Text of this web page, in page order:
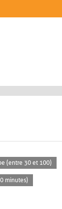
(entre 30 et 100)
minutes)